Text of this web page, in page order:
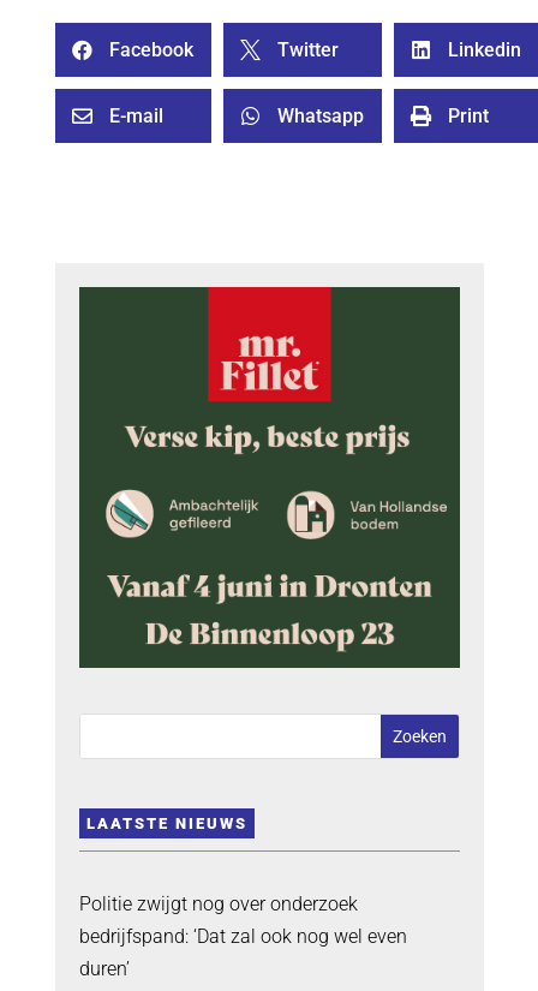
 Facebook  Twitter  Linkedin
 E-mail  Whatsapp  Print
LAATSTE NIEUWS
Politie zwijgt nog over onderzoek
bedrijfspand: ‘Dat zal ook nog wel even
duren’